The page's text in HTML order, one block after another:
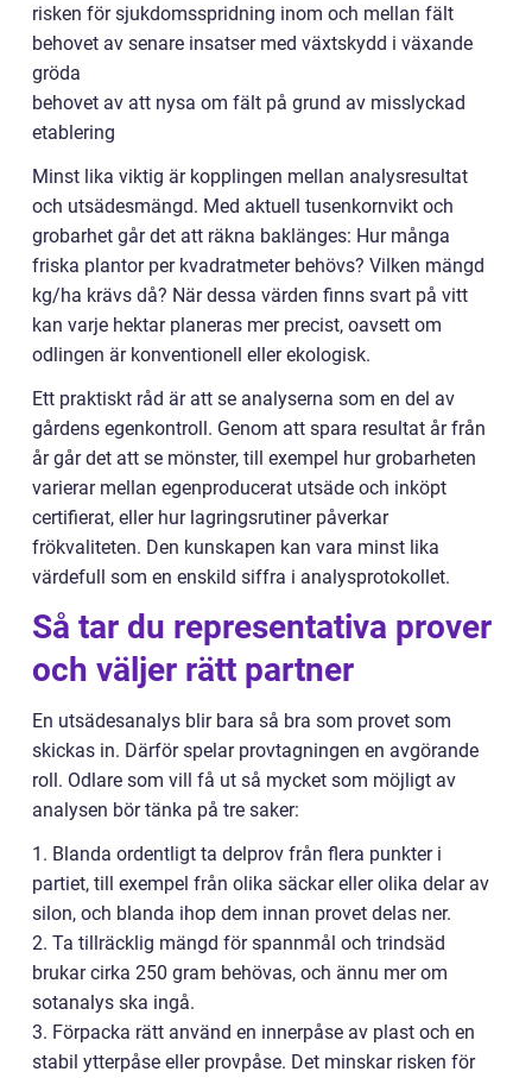
risken för sjukdomsspridning inom och mellan fält
behovet av senare insatser med växtskydd i växande
gröda
behovet av att nysa om fält på grund av misslyckad
etablering
Minst lika viktig är kopplingen mellan analysresultat
och utsädesmängd. Med aktuell tusenkornvikt och
grobarhet går det att räkna baklänges: Hur många
friska plantor per kvadratmeter behövs? Vilken mängd
kg/ha krävs då? När dessa värden finns svart på vitt
kan varje hektar planeras mer precist, oavsett om
odlingen är konventionell eller ekologisk.
Ett praktiskt råd är att se analyserna som en del av
gårdens egenkontroll. Genom att spara resultat år från
år går det att se mönster, till exempel hur grobarheten
varierar mellan egenproducerat utsäde och inköpt
certifierat, eller hur lagringsrutiner påverkar
frökvaliteten. Den kunskapen kan vara minst lika
värdefull som en enskild siffra i analysprotokollet.
Så tar du representativa prover
och väljer rätt partner
En utsädesanalys blir bara så bra som provet som
skickas in. Därför spelar provtagningen en avgörande
roll. Odlare som vill få ut så mycket som möjligt av
analysen bör tänka på tre saker:
1. Blanda ordentligt ta delprov från flera punkter i
partiet, till exempel från olika säckar eller olika delar av
silon, och blanda ihop dem innan provet delas ner.
2. Ta tillräcklig mängd för spannmål och trindsäd
brukar cirka 250 gram behövas, och ännu mer om
sotanalys ska ingå.
3. Förpacka rätt använd en innerpåse av plast och en
stabil ytterpåse eller provpåse. Det minskar risken för